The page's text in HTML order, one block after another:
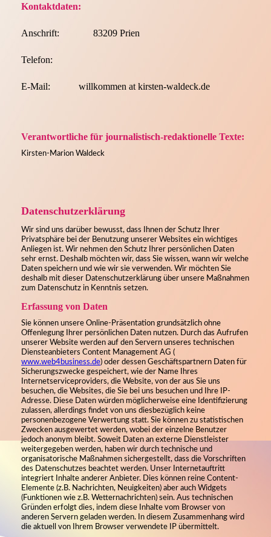
Kontaktdaten:
Anschrift: 83209 Prien
Telefon:
E-Mail: willkommen at kirsten-waldeck.de
Verantwortliche für journalistisch-redaktionelle Texte:
Kirsten-Marion Waldeck
Datenschutz­erklärung
Wir sind uns darüber bewusst, dass Ihnen der Schutz Ihrer
Privatsphäre bei der Benutzung unserer Websites ein wichtiges
Anliegen ist. Wir nehmen den Schutz Ihrer persönlichen Daten
sehr ernst. Deshalb möchten wir, dass Sie wissen, wann wir welche
Daten speichern und wie wir sie verwenden. Wir möchten Sie
deshalb mit dieser Datenschutzerklärung über unsere Maßnahmen
zum Datenschutz in Kenntnis setzen.
Erfassung von Daten
Sie können unsere Online-Präsentation grundsätzlich ohne
Offenlegung Ihrer persönlichen Daten nutzen. Durch das Aufrufen
unserer Website werden auf den Servern unseres technischen
Diensteanbieters Content Management AG (
www.web4business.de) oder dessen Geschäftspartnern Daten für
Sicherungszwecke gespeichert, wie der Name Ihres
Internetserviceproviders, die Website, von der aus Sie uns
besuchen, die Websites, die Sie bei uns besuchen und Ihre IP-
Adresse. Diese Daten würden möglicherweise eine Identifizierung
zulassen, allerdings findet von uns diesbezüglich keine
personenbezogene Verwertung statt. Sie können zu statistischen
Zwecken ausgewertet werden, wobei der einzelne Benutzer
jedoch anonym bleibt. Soweit Daten an externe Dienstleister
weitergegeben werden, haben wir durch technische und
organisatorische Maßnahmen sichergestellt, dass die Vorschriften
des Datenschutzes beachtet werden. Unser Internetauftritt
integriert Inhalte anderer Anbieter. Dies können reine Content-
Elemente (z.B. Nachrichten, Neuigkeiten) aber auch Widgets
(Funktionen wie z.B. Wetternachrichten) sein. Aus technischen
Gründen erfolgt dies, indem diese Inhalte vom Browser von
anderen Servern geladen werden. In diesem Zusammenhang wird
die aktuell von Ihrem Browser verwendete IP übermittelt.